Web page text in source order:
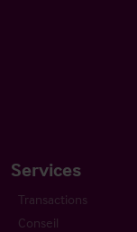
Services
Transactions
Conseil